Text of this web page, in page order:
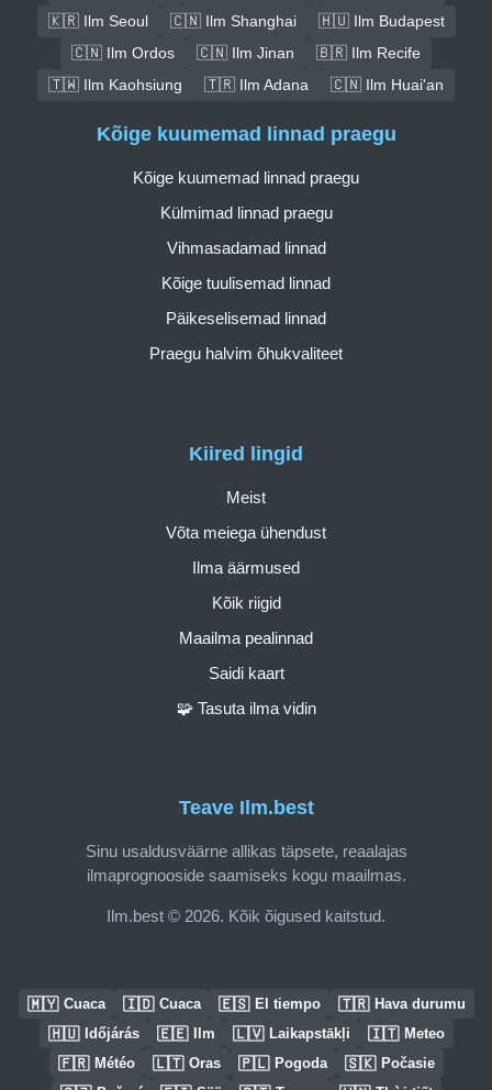
🇰🇷 Ilm Seoul
🇨🇳 Ilm Shanghai
🇭🇺 Ilm Budapest
🇨🇳 Ilm Ordos
🇨🇳 Ilm Jinan
🇧🇷 Ilm Recife
🇹🇼 Ilm Kaohsiung
🇹🇷 Ilm Adana 🇨🇳 Ilm Huai'an
Teave Ilm.best
Sinu usaldusväärne allikas täpsete, reaalajas
ilmaprognooside saamiseks kogu maailmas.
Ilm.best © 2026. Kõik õigused kaitstud.
Kiired lingid
Meist
Võta meiega ühendust
Ilma äärmused
Kõik riigid
Maailma pealinnad
Saidi kaart
🧩 Tasuta ilma vidin
Kõige kuumemad linnad praegu
Kõige kuumemad linnad praegu
Külmimad linnad praegu
Vihmasadamad linnad
Kõige tuulisemad linnad
Päikeselisemad linnad
Praegu halvim õhukvaliteet
🇲🇾 Cuaca 🇮🇩 Cuaca 🇪🇸 El tiempo 🇹🇷 Hava durumu
🇭🇺 Időjárás 🇪🇪 Ilm 🇱🇻 Laikapstākļi 🇮🇹 Meteo
🇫🇷 Météo 🇱🇹 Oras 🇵🇱 Pogoda 🇸🇰 Počasie